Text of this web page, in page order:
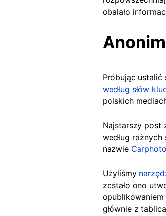
obalało
Próbując
według słów
polskich
Najstarszy post
według
nazwie
Użyliśmy
zostało ono
głównie z